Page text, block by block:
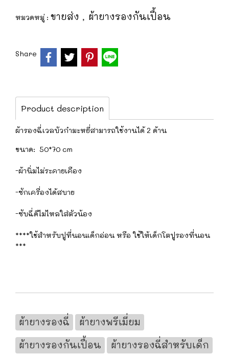
หมวดหมู่ : ขายส่ง , ผ้ายางรองกันเปื้อน
Share
Product description
ผ้ารองฉี่เวลบัวกำมะหยี่สามารถใช้งานได้ 2 ด้าน
ขนาด: 50*70 cm
-ผ้านิ่มไม่ระคายเคือง
-ซักเครื่องได้สบาย
-ซับฉี่ดีไม่ไหลใส่ตัวน้อง
****ใช้สำหรับปูที่นอนเด็กอ่อน หรือ ใช้ให้เด็กโตปูรองที่นอน
***
ผ้ายางรองฉี่
ผ้ายางพรีเมี่ยม
ผ้ายางรองกันเปื้อน
ผ้ายางรองฉี่สำหรับเด็ก